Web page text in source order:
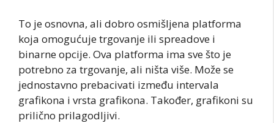
To je osnovna, ali dobro osmišljena platforma
koja omogućuje trgovanje ili spreadove i
binarne opcije. Ova platforma ima sve što je
potrebno za trgovanje, ali ništa više. Može se
jednostavno prebacivati između intervala
grafikona i vrsta grafikona. Također, grafikoni su
prilično prilagodljivi.